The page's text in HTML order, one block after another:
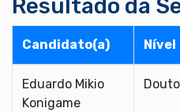
Resultado da
Candidato(a) Nível
Eduardo Mikio
Konigame